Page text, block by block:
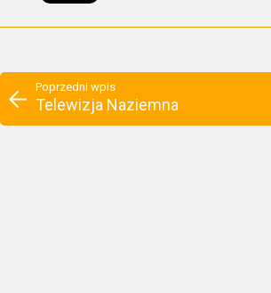
Poprzedni wpis
Telewizja Naziemna